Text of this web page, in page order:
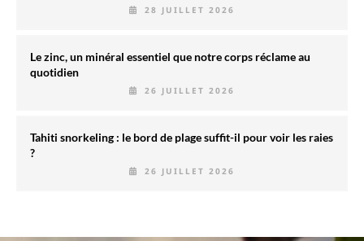
28 JUILLET 2026
Le zinc, un minéral essentiel que notre corps réclame au
quotidien
26 JUILLET 2026
Tahiti snorkeling : le bord de plage suffit-il pour voir les raies
?
26 JUILLET 2026